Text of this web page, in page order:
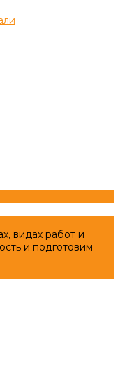
видах работ и
и подготовим